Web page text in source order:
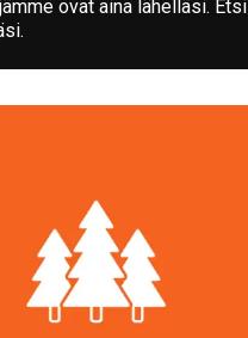
ovat aina lähelläsi. Etsi